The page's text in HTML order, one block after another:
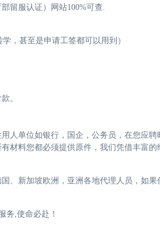
留服认证）网站100%可查.
，甚至是申请工签都可以用到）
。
人单位如银行，国企，公务员，在您应
材料您都必须提供原件，我们凭借丰富
、新加坡欧洲，亚洲各地代理人员，如
务,使命必赴！